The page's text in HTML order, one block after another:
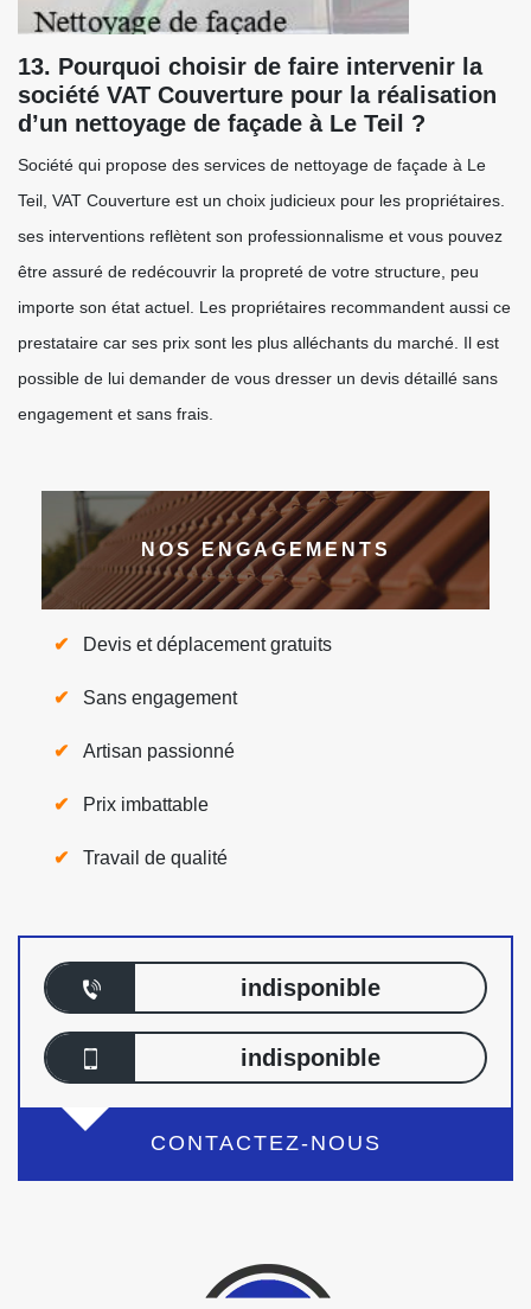
13. Pourquoi choisir de faire intervenir la
société VAT Couverture pour la réalisation
d’un nettoyage de façade à Le Teil ?
Société qui propose des services de nettoyage de façade à Le
Teil, VAT Couverture est un choix judicieux pour les propriétaires.
ses interventions reflètent son professionnalisme et vous pouvez
être assuré de redécouvrir la propreté de votre structure, peu
importe son état actuel. Les propriétaires recommandent aussi ce
prestataire car ses prix sont les plus alléchants du marché. Il est
possible de lui demander de vous dresser un devis détaillé sans
engagement et sans frais.
NOS ENGAGEMENTS
Devis et déplacement gratuits
Sans engagement
Artisan passionné
Prix imbattable
Travail de qualité
indisponible
indisponible
CONTACTEZ-NOUS